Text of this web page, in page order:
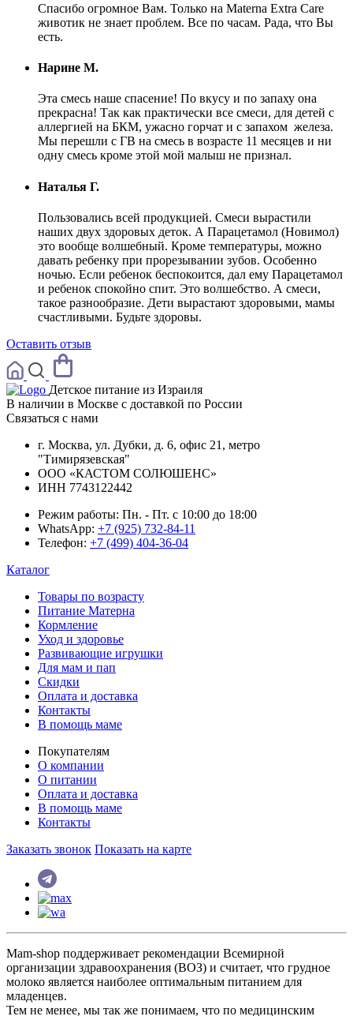
Спасибо огромное Вам. Только на Materna Extra Care
животик не знает проблем. Все по часам. Рада, что Вы
есть.
Нарине М.
Эта смесь наше спасение! По вкусу и по запаху она
прекрасна! Так как практически все смеси, для детей с
аллергией на БКМ, ужасно горчат и с запахом железа.
Мы перешли с ГВ на смесь в возрасте 11 месяцев и ни
одну смесь кроме этой мой малыш не признал.
Наталья Г.
Пользовались всей продукцией. Смеси вырастили
наших двух здоровых деток. А Парацетамол (Новимол)
это вообще волшебный. Кроме температуры, можно
давать ребенку при прорезывании зубов. Особенно
ночью. Если ребенок беспокоится, дал ему Парацетамол
и ребенок спокойно спит. Это волшебство. А смеси,
такое разнообразие. Дети вырастают здоровыми, мамы
счастливыми. Будьте здоровы.
Оставить отзыв
Детское питание из Израиля
В наличии в Москве с доставкой по России
Связаться с нами
г. Москва, ул. Дубки, д. 6, офис 21, метро
"Тимирязевская"
ООО «КАСТОМ СОЛЮШЕНС»
ИНН 7743122442
Режим работы: Пн. - Пт. с 10:00 до 18:00
WhatsApp: +7 (925) 732-84-11
Телефон: +7 (499) 404-36-04
Каталог
Товары по возрасту
Питание Матерна
Кормление
Уход и здоровье
Развивающие игрушки
Для мам и пап
Скидки
Оплата и доставка
Контакты
В помощь маме
Покупателям
О компании
О питании
Оплата и доставка
В помощь маме
Контакты
Заказать звонок Показать на карте
Mam-shop поддерживает рекомендации Всемирной
организации здравоохранения (ВОЗ) и считает, что грудное
молоко является наиболее оптимальным питанием для
младенцев.
Тем не менее, мы так же понимаем, что по медицинским